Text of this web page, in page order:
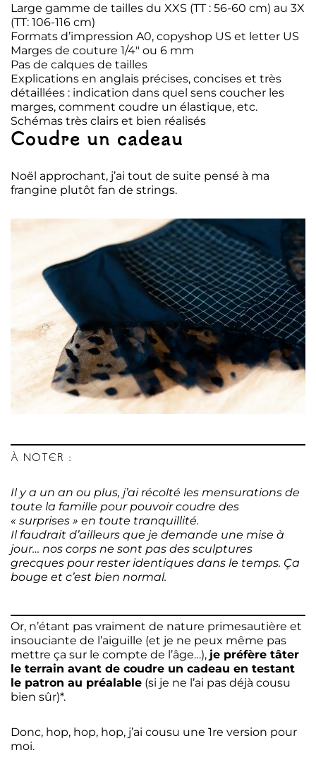
Large gamme de tailles du XXS (TT : 56-60 cm) au 3X
(TT: 106-116 cm)
Formats d’impression A0, copyshop US et letter US
Marges de couture 1/4″ ou 6 mm
Pas de calques de tailles
Explications en anglais précises, concises et très
détaillées : indication dans quel sens coucher les
marges, comment coudre un élastique, etc.
Schémas très clairs et bien réalisés
Coudre un cadeau
Noël approchant, j’ai tout de suite pensé à ma
frangine plutôt fan de strings.
À NOTER :
Il y a un an ou plus, j’ai récolté les mensurations de
toute la famille pour pouvoir coudre des
« surprises » en toute tranquillité.
Il faudrait d’ailleurs que je demande une mise à
jour… nos corps ne sont pas des sculptures
grecques pour rester identiques dans le temps. Ça
bouge et c’est bien normal.
Or, n’étant pas vraiment de nature primesautière et
insouciante de l’aiguille (et je ne peux même pas
mettre ça sur le compte de l’âge…), je préfère tâter
le terrain avant de coudre un cadeau en testant
le patron au préalable (si je ne l’ai pas déjà cousu
bien sûr)*.
Donc, hop, hop, hop, j’ai cousu une 1re version pour
moi.